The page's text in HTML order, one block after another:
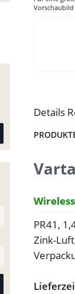
Vorschaubild
Details
PR41,
Zink-